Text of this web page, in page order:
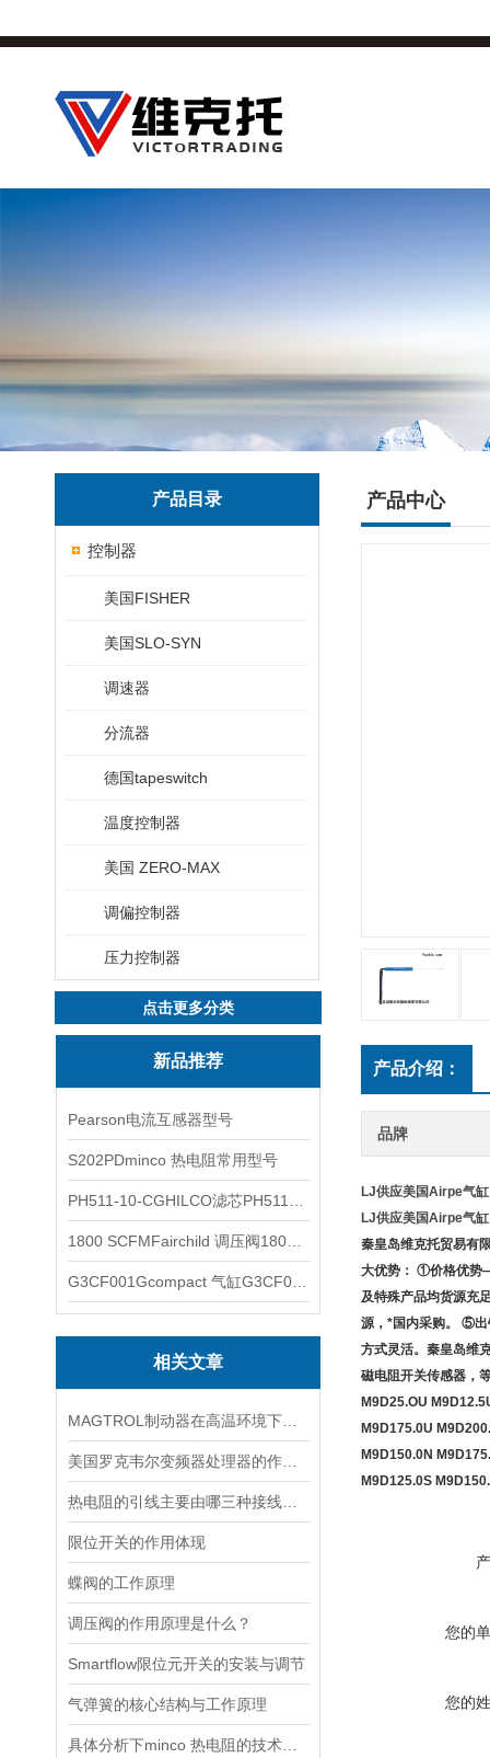
产品目录
控制器
美国FISHER
美国SLO-SYN
调速器
分流器
德国tapeswitch
温度控制器
美国 ZERO-MAX
调偏控制器
压力控制器
点击更多分类
新品推荐
Pearson电流互感器型号
S202PDminco 热电阻常用型号
相关文章
限位开关的作用体现
蝶阀的工作原理
调压阀的作用原理是什么？
Smartflow限位元开关的安装与调节
气弹簧的核心结构与工作原理
产品中心
产品介绍：
品牌
LJ供应美国Airpe气缸
LJ供应美国Airpe气缸
秦皇岛维克托贸易有
大优势： ①价格优势
及特殊产品均货源
源，*国内采购。 ⑤
方式灵活。秦皇岛维
磁电阻开关传感器，
M9D25.OU
M9D175.0U
M9D150.0N
M9D125.0S
您的
您的